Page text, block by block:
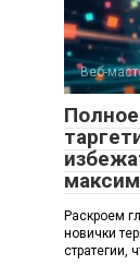
Веб-
Раскроем
новички
стратегии,